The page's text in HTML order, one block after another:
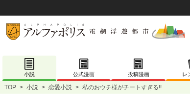
小説 公式漫画 投稿漫画 レ
TOP > 小説 > 恋愛小説 > 私のおウチ様がチートすぎる!!